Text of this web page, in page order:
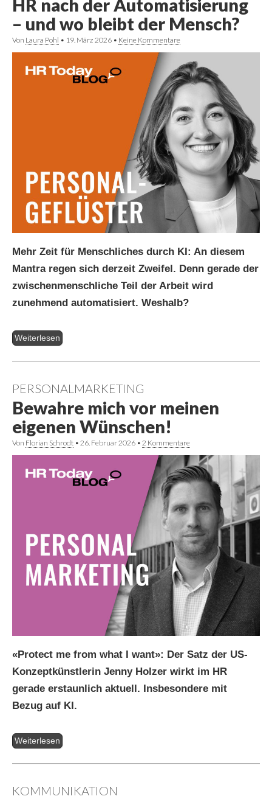
HR nach der Automatisierung
– und wo bleibt der Mensch?
Von Laura Pohl • 19. März 2026 • Keine Kommentare
Mehr Zeit für Menschliches durch KI: An diesem
Mantra regen sich derzeit Zweifel. Denn gerade der
zwischenmenschliche Teil der Arbeit wird
zunehmend automatisiert. Weshalb?
Weiterlesen
PERSONALMARKETING
Bewahre mich vor meinen
eigenen Wünschen!
Von Florian Schrodt • 26. Februar 2026 • 2 Kommentare
«Protect me from what I want»: Der Satz der US-
Konzeptkünstlerin Jenny Holzer wirkt im HR
gerade erstaunlich aktuell. Insbesondere mit
Bezug auf KI.
Weiterlesen
KOMMUNIKATION